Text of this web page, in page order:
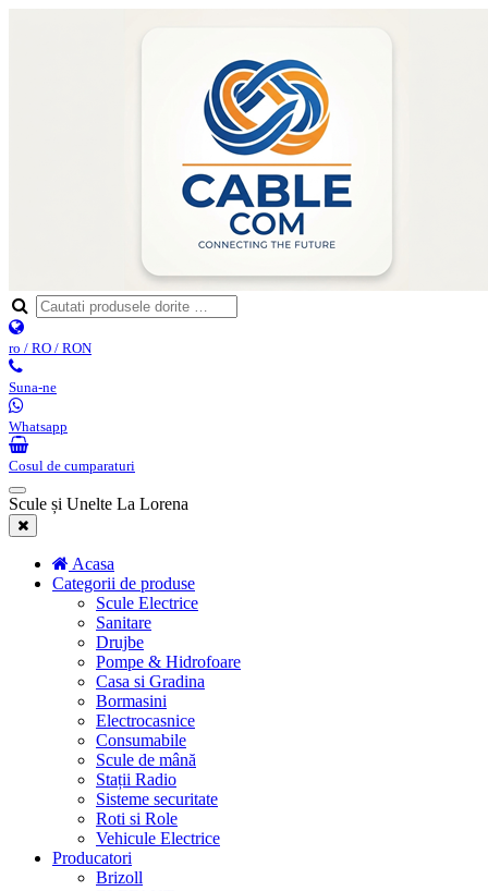
ro / RO / RON
Suna-ne
Whatsapp
Cosul de cumparaturi
Scule și Unelte La Lorena
Acasa
Categorii de produse
Scule Electrice
Sanitare
Drujbe
Pompe & Hidrofoare
Casa si Gradina
Bormasini
Electrocasnice
Consumabile
Scule de mână
Stații Radio
Sisteme securitate
Roti si Role
Vehicule Electrice
Producatori
Brizoll